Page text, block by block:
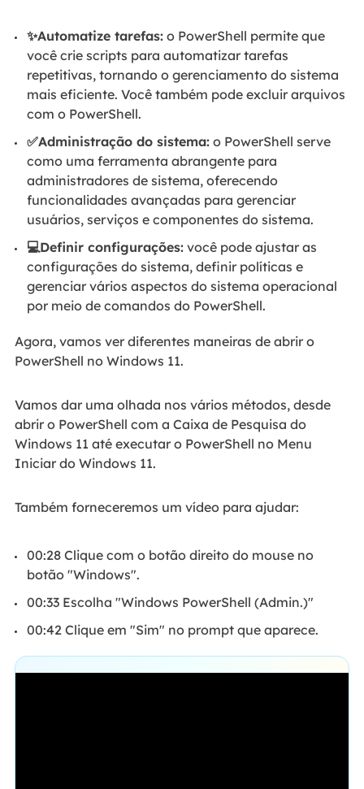
✨Automatize tarefas:o PowerShell permite que
você crie scripts para automatizar tarefas
repetitivas, tornando o gerenciamento do sistema
mais eficiente. Você também pode excluir arquivos
com o PowerShell.
✅Administração do sistema:o PowerShell serve
como uma ferramenta abrangente para
administradores de sistema, oferecendo
funcionalidades avançadas para gerenciar
usuários, serviços e componentes do sistema.
💻Definir configurações:você pode ajustar as
configurações do sistema, definir políticas e
gerenciar vários aspectos do sistema operacional
por meio de comandos do PowerShell.
Agora, vamos ver diferentes maneiras de abrir o
PowerShell no Windows 11.
Vamos dar uma olhada nos vários métodos, desde
abrir o PowerShell com a Caixa de Pesquisa do
Windows 11 até executar o PowerShell no Menu
Iniciar do Windows 11.
Também forneceremos um vídeo para ajudar:
00:28 Clique com o botão direito do mouse no
botão "Windows".
00:33 Escolha "Windows PowerShell (Admin.)"
00:42 Clique em "Sim" no prompt que aparece.